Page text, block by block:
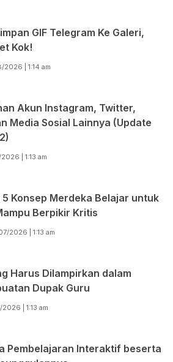
GIF Telegram Ke Galeri,
Kok!
| 1:14 am
Akun Instagram, Twitter,
Media Sosial Lainnya (Update
| 1:13 am
Konsep Merdeka Belajar untuk
Berpikir Kritis
2026 | 1:13 am
Harus Dilampirkan dalam
Dupak Guru
| 1:13 am
Pembelajaran Interaktif beserta